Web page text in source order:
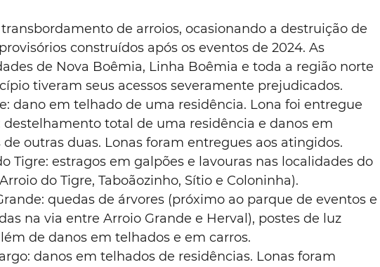
transbordamento de arroios, ocasionando a destruição de
construídos após os eventos de 2024. As
de Nova Boêmia, Linha Boêmia e toda a região norte
tiveram seus acessos severamente prejudicados.
dano em telhado de uma residência. Lona foi entregue
destelhamento total de uma residência e danos em
outras duas. Lonas foram entregues aos atingidos.
Tigre: estragos em galpões e lavouras nas localidades do
do Tigre, Taboãozinho, Sítio e Coloninha).
quedas de árvores (próximo ao parque de eventos e
na via entre Arroio Grande e Herval), postes de luz
de danos em telhados e em carros.
danos em telhados de residências. Lonas foram